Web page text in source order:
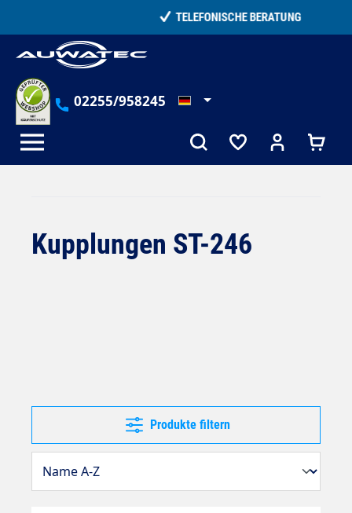
TELEFONISCHE BERATUNG
02255/958245
Kupplungen ST-246
Produkte filtern